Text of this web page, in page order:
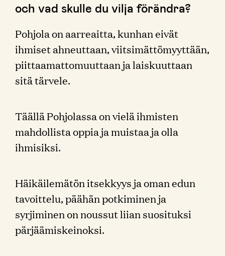
och vad skulle du vilja förändra?
Pohjola on aarreaitta, kunhan eivät
ihmiset ahneuttaan, viitsimättömyyttään,
piittaamattomuuttaan ja laiskuuttaan
sitä tärvele.
Täällä Pohjolassa on vielä ihmisten
mahdollista oppia ja muistaa ja olla
ihmisiksi.
Häikäilemätön itsekkyys ja oman edun
tavoittelu, päähän potkiminen ja
syrjiminen on noussut liian suosituksi
pärjäämiskeinoksi.